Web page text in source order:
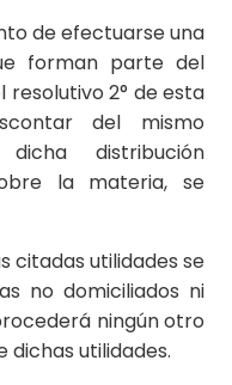
de efectuarse una
forman parte del
resolutivo 2° de esta
del mismo
distribución
la materia, se
citadas utilidades se
no domiciliados ni
ningún otro
dichas utilidades.